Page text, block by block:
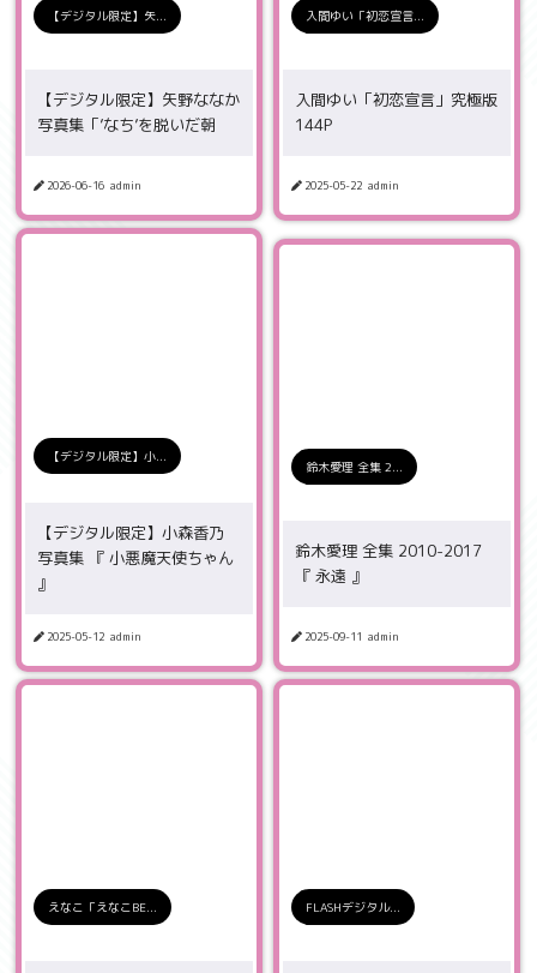
【デジタル限定】矢...
【デジタル限定】矢野ななか
写真集「’なち’を脱いだ朝
2026-06-16 admin
入間ゆい「初恋宣言...
入間ゆい「初恋宣言」究極版
144P
2025-05-22 admin
【デジタル限定】小...
【デジタル限定】小森香乃
写真集 『 小悪魔天使ちゃん
』
2025-05-12 admin
鈴木愛理 全集 2...
鈴木愛理 全集 2010-2017
『 永遠 』
2025-09-11 admin
えなこ「えなこBE... FLASHデジタル...